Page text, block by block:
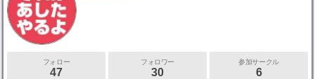
フォロー
47
フォロワー
30
参加サークル
6